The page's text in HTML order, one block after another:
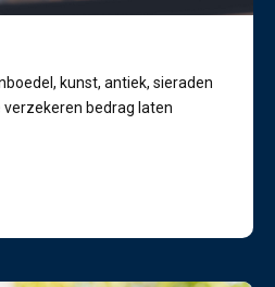
kunst, antiek, sieraden
bedrag laten